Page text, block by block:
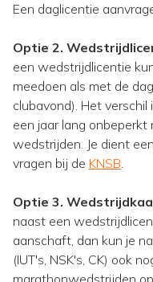
Een daglicentie
Optie 2.
een wedstrijdlicentie
meedoen als met de
clubavond). Het
een jaar lang onbeperkt
wedstrijden. Je dient
vragen bij de KNSB.
Optie 3.
naast een
aanschaft, dan kun je
(IUT's, NSK's, CK) ook
marathonwedstrijden